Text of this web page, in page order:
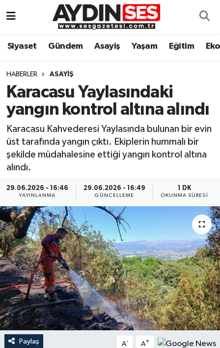
Siyaset Gündem Asayiş Yaşam Eğitim
HABERLER ASAYIŞ
Karacasu Yaylasındaki
yangın kontrol altına alındı
Karacasu Kahvederesi Yaylasında bulunan bir evin
üst tarafında yangın çıktı. Ekiplerin hummalı bir
şekilde müdahalesine ettiği yangın kontrol altına
alındı.
29.06.2026 - 16:46
YAYINLANMA
29.06.2026 - 16:49
GÜNCELLEME
1 DK
OKUNMA SÜRESI
Paylaş A- A+
Gündem
Siyaset
Ekonomi
Yaşam
Kültür Sanat
Spor
Aydın Hava Durumu
Aydin Namaz Vakitleri
Aydın Trafik Yoğunluk Haritası
Süper Lig Puan Durumu ve Fikstür
Son Dakika Haberleri
Haber Arşivi